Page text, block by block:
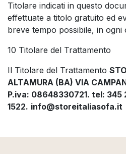
Titolare indicati in questo
effettuate a titolo gratuito ed
breve tempo possibile, in ogni
10 Titolare del Trattamento
Il Titolare del Trattamento
ALTAMURA (BA) VIA
P.iva: 08648330721. tel: 345
1522. info@storeitaliasofa.it